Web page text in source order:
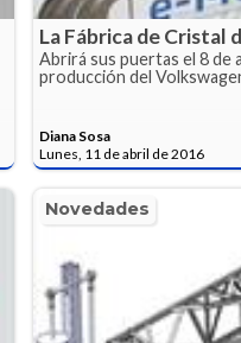
La Fábrica de Cristal
Abrirá sus puertas el 8 de
producción del
Diana Sosa
Lunes, 11 de abril de 2016
Novedades